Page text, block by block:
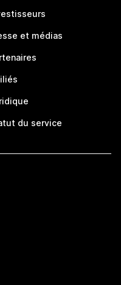
et médias
du service